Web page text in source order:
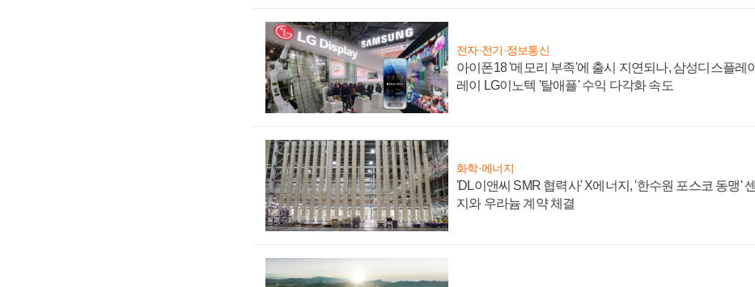
전자·전기·정보통신
아이폰18 '메모리 부족'에 출시 지연되나, 삼성디스플레
레이 LG이노텍 '탈애플' 수익 다각화 속도
화학·에너지
'DL이앤씨 SMR 협력사' X에너지, '한수원 포스코 동맹'
지와 우라늄 계약 체결